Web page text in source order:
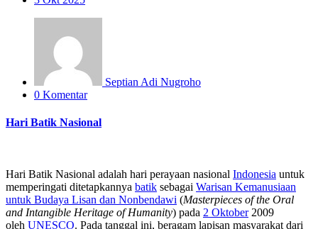
Septian Adi Nugroho
0 Komentar
Hari Batik Nasional
Hari Batik Nasional adalah hari perayaan nasional Indonesia untuk
memperingati ditetapkannya batik sebagai Warisan Kemanusiaan
untuk Budaya Lisan dan Nonbendawi (Masterpieces of the Oral
and Intangible Heritage of Humanity) pada 2 Oktober2009
oleh UNESCO. Pada tanggal ini, beragam lapisan masyarakat dari